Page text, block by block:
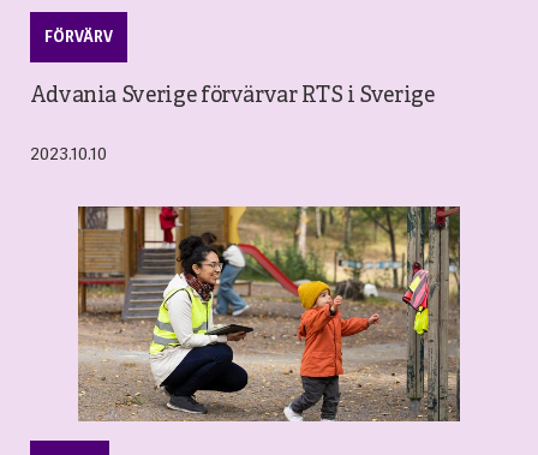
FÖRVÄRV
Advania Sverige förvärvar RTS i Sverige
2023.10.10